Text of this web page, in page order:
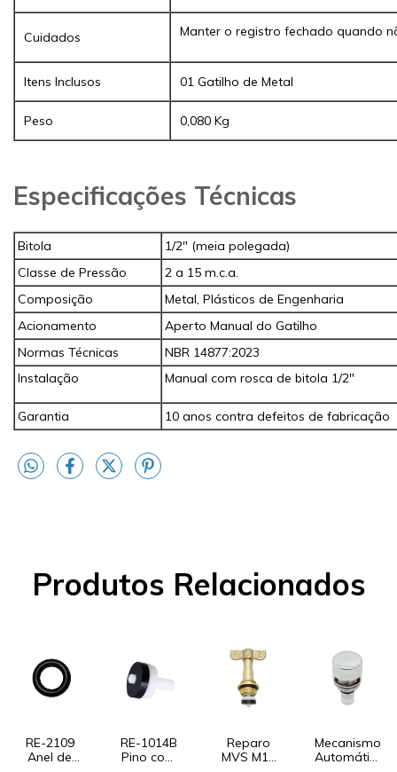
Cuidados Manter o registro fechado quando
Itens Inclusos 01 Gatilho de Metal
Peso 0,080 Kg
Especificações Técnicas
Bitola
1/2" (meia polegada)
Classe de Pressão
2 a 15 m.c.a.
Composição
Metal, Plásticos de Engenharia
Acionamento
Aperto Manual do Gatilho
Normas Técnicas
NBR 14877:2023
Instalação
Manual com rosca de bitola 1/2"
Garantia 10 anos contra defeitos de fabricação
Produtos Relacionados
RE-2109
Anel de
RE-1014B
Pino com
Reparo
MVS M18
Mecanismo
Automático